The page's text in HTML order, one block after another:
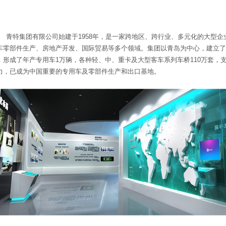
集团有限公司始建于1958年，是一家跨地区、跨行业、多元化的大型企
零部件生产、房地产开发、国际贸易等多个领域。集团以青岛为中心，建立
形成了年产专用车1万辆，各种轻、中、重卡及大型客车系列车桥110万套，
，已成为中国重要的专用车及零部件生产和出口基地。